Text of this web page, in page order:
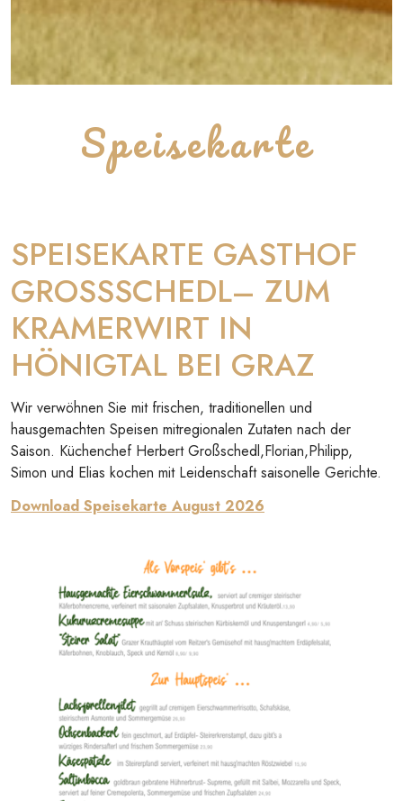
Speisekarte
SPEISEKARTE GASTHOF
GROSSSCHEDL– ZUM
KRAMERWIRT IN
HÖNIGTAL BEI GRAZ
Wir verwöhnen Sie mit frischen, traditionellen und
hausgemachten Speisen mitregionalen Zutaten nach der
Saison. Küchenchef Herbert Großschedl,Florian,Philipp,
Simon und Elias kochen mit Leidenschaft saisonelle Gerichte.
Download Speisekarte August 2026